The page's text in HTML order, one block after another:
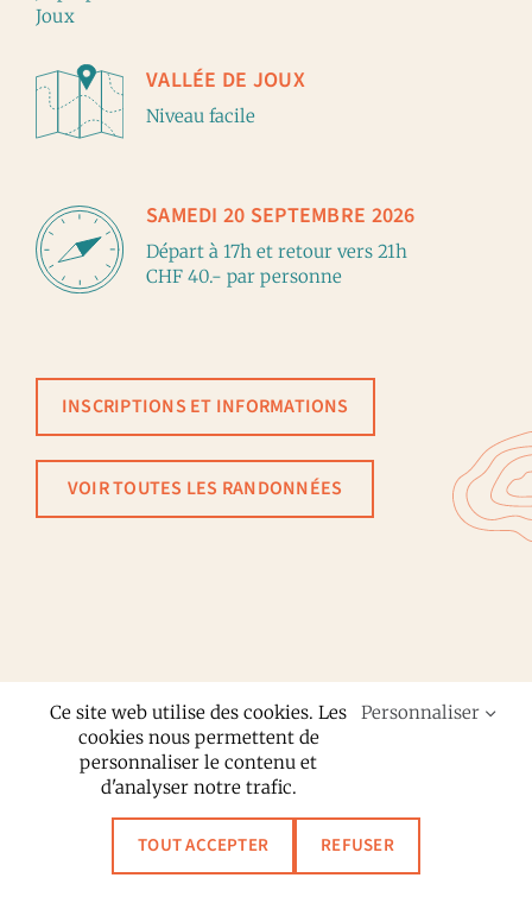
Joux
VALLÉE DE JOUX
Niveau facile
SAMEDI 20 SEPTEMBRE 2026
Départ à 17h et retour vers 21h
CHF 40.- par personne
INSCRIPTIONS ET INFORMATIONS
VOIR TOUTES LES RANDONNÉES
via_traversa © 2025
Conditions générales
Politique de confidentialité
Ce site web utilise des cookies. Les
cookies nous permettent de
personnaliser le contenu et
d'analyser notre trafic.
Personnaliser
TOUT ACCEPTER REFUSER